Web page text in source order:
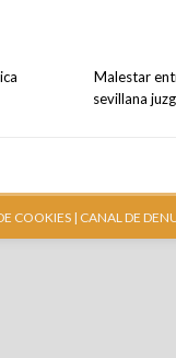
Malestar
sevillana
COOKIES | CANAL DE